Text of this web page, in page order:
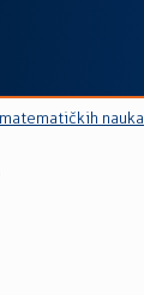
nauka